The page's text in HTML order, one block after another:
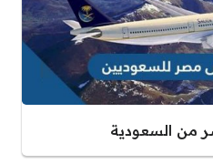
من السعودية